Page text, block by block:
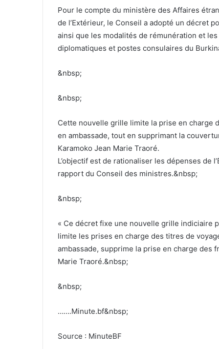
Pour le compte du ministère des Affaires
de l’Extérieur, le Conseil a adopté un décret
ainsi que les modalités de rémunération et
diplomatiques et postes consulaires du
&nbsp;
&nbsp;
Cette nouvelle grille limite la prise en charge
en ambassade, tout en supprimant la
Karamoko Jean Marie Traoré.
L’objectif est de rationaliser les dépenses de
rapport du Conseil des ministres.&nbsp;
&nbsp;
« Ce décret fixe une nouvelle grille indiciaire
limite les prises en charge des titres de
ambassade, supprime la prise en charge des
Marie Traoré.&nbsp;
&nbsp;
…….Minute.bf&nbsp;
Source : MinuteBF